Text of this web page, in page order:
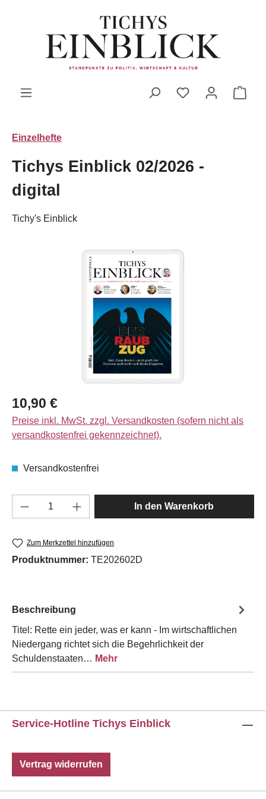
Zum Hauptinhalt springen
Du hast 0
Einzelhefte
Tichys Einblick 02/2026 -
digital
Tichy's Einblick
Bildergalerie überspringen
Regulärer Preis:
10,90 €
Preise inkl. MwSt. zzgl. Versandkosten (sofern nicht als
versandkostenfrei gekennzeichnet).
Versandkostenfrei
Produkt Anzahl: Gib den gewünschten
In den Warenkorb
Zum Merkzettel hinzufügen
Produktnummer: TE202602D
Beschreibung
Titel: Rette ein jeder, was er kann - Im wirtschaftlichen
Niedergang richtet sich die Begehrlichkeit der
Schuldenstaaten… Mehr
Service-Hotline Tichys Einblick
Vertrag widerrufen